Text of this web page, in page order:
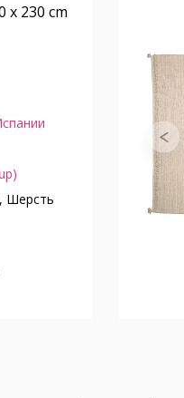
x 230 cm
Шерсть